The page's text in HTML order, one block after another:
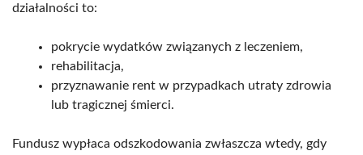
działalności to:
pokrycie wydatków związanych z leczeniem,
rehabilitacja,
przyznawanie rent w przypadkach utraty zdrowia
lub tragicznej śmierci.
Fundusz wypłaca odszkodowania zwłaszcza wtedy, gdy